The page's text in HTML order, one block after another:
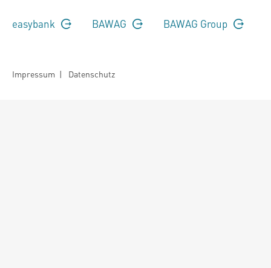
easybank BAWAG BAWAG Group
Impressum | Datenschutz